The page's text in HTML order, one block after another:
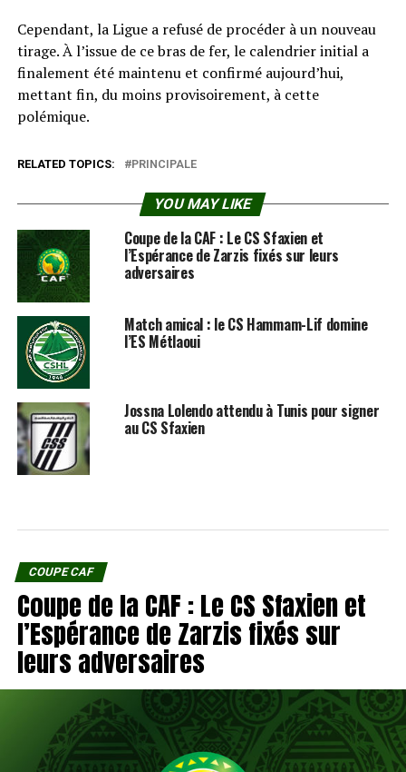
Cependant, la Ligue a refusé de procéder à un nouveau
tirage. À l’issue de ce bras de fer, le calendrier initial a
finalement été maintenu et confirmé aujourd’hui,
mettant fin, du moins provisoirement, à cette
polémique.
RELATED TOPICS: PRINCIPALE
YOU MAY LIKE
Coupe de la CAF : Le CS Sfaxien et
l’Espérance de Zarzis fixés sur leurs
adversaires
Match amical : le CS Hammam-Lif domine
l’ES Métlaoui
Jossna Lolendo attendu à Tunis pour signer
au CS Sfaxien
COUPE CAF
Coupe de la CAF : Le CS Sfaxien et
l’Espérance de Zarzis fixés sur
leurs adversaires